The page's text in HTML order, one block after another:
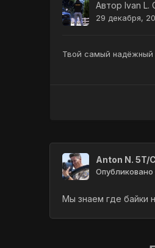
АвторIvan L.
29 декабря,
Твой самый надёжный
Anton N. 5T/
Опубликовано
Мы знаем где байки